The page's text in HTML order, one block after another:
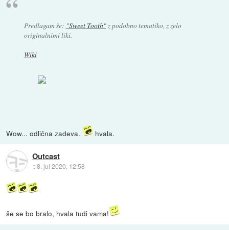
Predlagam še: "Sweet Tooth"z podobno tematiko, z zelo
originalnimi liki.
Wiki
Wow... odlična zadeva. hvala.
Outcast
::8. jul 2020, 12:58
še se bo bralo, hvala tudi vama!